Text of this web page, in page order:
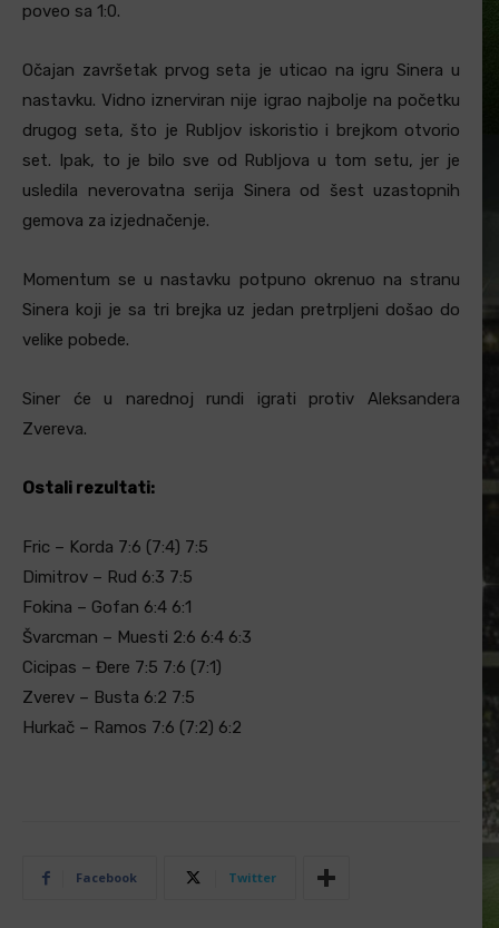
poveo sa 1:0.
Očajan završetak prvog seta je uticao na igru Sinera u
nastavku. Vidno iznerviran nije igrao najbolje na početku
drugog seta, što je Rubljov iskoristio i brejkom otvorio
set. Ipak, to je bilo sve od Rubljova u tom setu, jer je
usledila neverovatna serija Sinera od šest uzastopnih
gemova za izjednačenje.
Momentum se u nastavku potpuno okrenuo na stranu
Sinera koji je sa tri brejka uz jedan pretrpljeni došao do
velike pobede.
Siner će u narednoj rundi igrati protiv Aleksandera
Zvereva.
Ostali rezultati:
Fric – Korda 7:6 (7:4) 7:5
Dimitrov – Rud 6:3 7:5
Fokina – Gofan 6:4 6:1
Švarcman – Muesti 2:6 6:4 6:3
Cicipas – Đere 7:5 7:6 (7:1)
Zverev – Busta 6:2 7:5
Hurkač – Ramos 7:6 (7:2) 6:2
Facebook Twitter